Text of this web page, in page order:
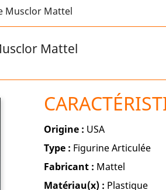
Musclor Mattel
Mattel
Origine : USA
Type : Figurine Articulée
Fabricant : Mattel
Matériau(x) : Plastique